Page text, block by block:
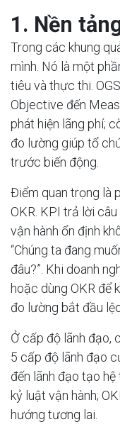
1. Nền
Trong các khung
mình. Nó là một
tiêu và thực thi.
Objective đến
phát hiện lãng phí;
đo lường giúp tổ
trước biến động.
Điểm quan trọng là
OKR. KPI trả lời
vận hành ổn định
“Chúng ta đang
đâu?”. Khi doanh
hoặc dùng OKR để
đo lường bắt đầu
Ở cấp độ lãnh đạo,
5 cấp độ lãnh đạo
đến lãnh đạo tạo
kỷ luật vận hành;
hướng tương lai.